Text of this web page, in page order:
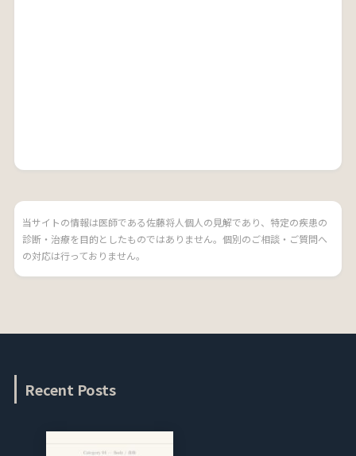
当サイトの情報は医師である佐藤将人個人の見解であり、特定の疾患の
診断・治療を目的としたものではありません。個別のご相談・ご質問へ
の対応は行っておりません。
Recent Posts